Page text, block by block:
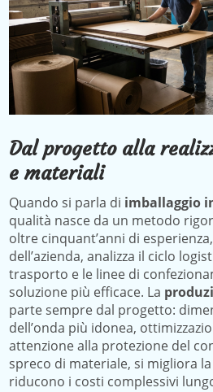
Dal progetto alla
e materiali
Quando si parla di imballaggio
qualità nasce da un metodo
oltre cinquant’anni di
dell’azienda, analizza il ciclo
trasporto e le linee di
soluzione più efficace. La
parte sempre dal progetto:
dell’onda più idonea,
attenzione alla protezione del
spreco di materiale, si migliora
riducono i costi complessivi